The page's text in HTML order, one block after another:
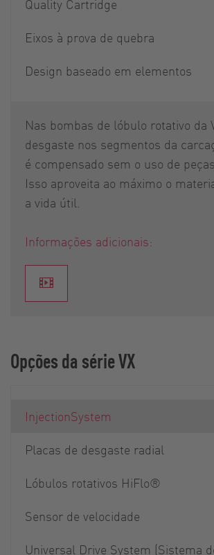
Quality Cartridge
Eixos à prova de quebra
Design baseado em elementos
Nas bombas de lóbulo rotativo da
desgaste nos segmentos da
é compensado sem o uso de
Isso aproveita ao máximo o
a vida útil.
Informações adicionais:
Opções da série VX
InjectionSystem
Placas de desgaste radial
Lóbulos rotativos HiFlo®
Sensor de velocidade
Universal Drive System (Sistema